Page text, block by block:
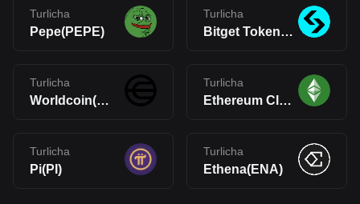
Turlicha
Pepe(PEPE)
Turlicha
Bitget Token(BGB)
Turlicha
Worldcoin(WLD)
Turlicha
Ethereum Classic(ETC)
Turlicha
Pi(PI)
Turlicha
Ethena(ENA)